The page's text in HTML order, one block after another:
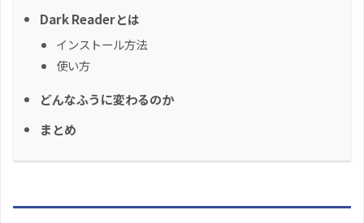
Dark Readerとは
インストール方法
使い方
どんなふうに変わるのか
まとめ